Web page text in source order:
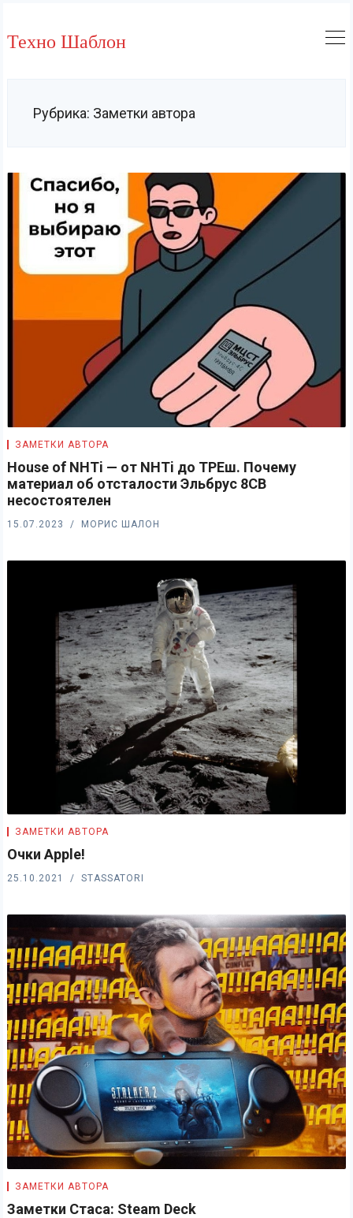
to
Техно Шаблон
Рубрика: Заметки автора
ЗАМЕТКИ АВТОРА
House of NHTi — от NHTi до ТРЕш. Почему
материал об отсталости Эльбрус 8СВ
несостоятелен
15.07.2023 МОРИС ШАЛОН
ЗАМЕТКИ АВТОРА
Очки Apple!
25.10.2021 STASSATORI
ЗАМЕТКИ АВТОРА
Заметки Стаса: Steam Deck